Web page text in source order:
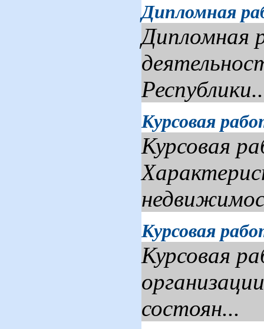
Дипломная
Дипломная
Курсовая
Курсовая
Курсовая
Курсовая
состоян...